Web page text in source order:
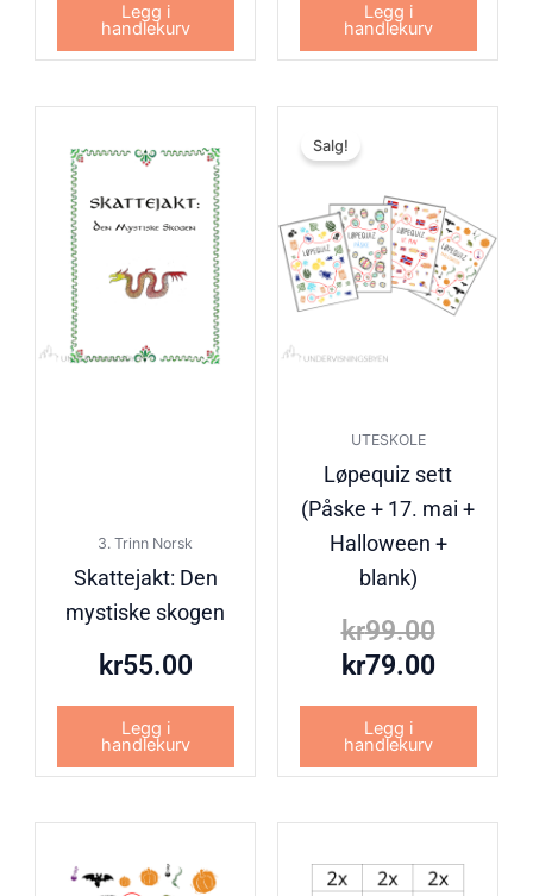
Legg i
handlekurv
Legg i
handlekurv
3. Trinn Norsk
Skattejakt: Den
mystiske skogen
kr55.00
Legg i
handlekurv
Salg!
UTESKOLE
Løpequiz sett
(Påske + 17. mai +
Halloween +
blank)
kr99.00
kr79.00
Legg i
handlekurv